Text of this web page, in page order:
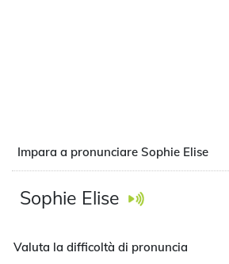
Impara a pronunciare Sophie Elise
Sophie Elise
Valuta la difficoltà di pronuncia